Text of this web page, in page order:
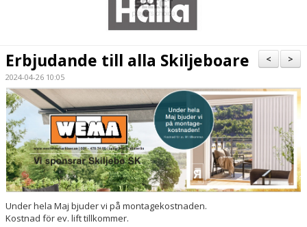
KALENDER
DOKUMENT
VÅRA LAG/TRÄNARE
MATCHER
BÖRJA I SKILJEBO SK
BOKNING KLUBBHUSET
>
<
Erbjudande till alla Skiljeboare
2024-04-26 10:05
Under hela Maj bjuder vi på montagekostnaden.
Kostnad för ev. lift tillkommer.